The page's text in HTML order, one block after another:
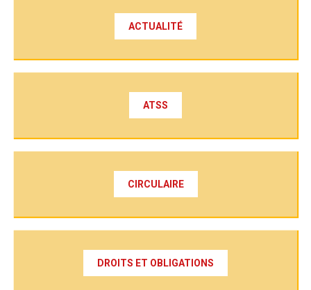
ACTUALITÉ
ATSS
CIRCULAIRE
DROITS ET OBLIGATIONS